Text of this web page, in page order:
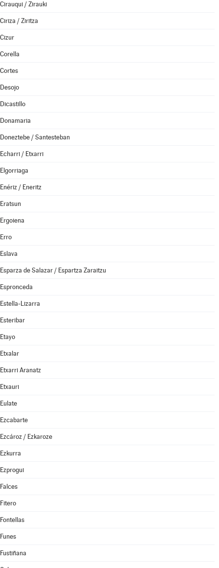
Cirauqui / Zirauki
Ciriza / Ziritza
Cizur
Corella
Cortes
Desojo
Dicastillo
Donamaria
Doneztebe / Santesteban
Echarri / Etxarri
Elgorriaga
Enériz / Eneritz
Eratsun
Ergoiena
Erro
Eslava
Esparza de Salazar / Espartza Zaraitzu
Espronceda
Estella-Lizarra
Esteribar
Etayo
Etxalar
Etxarri Aranatz
Etxauri
Eulate
Ezcabarte
Ezcároz / Ezkaroze
Ezkurra
Ezprogui
Falces
Fitero
Fontellas
Funes
Fustiñana